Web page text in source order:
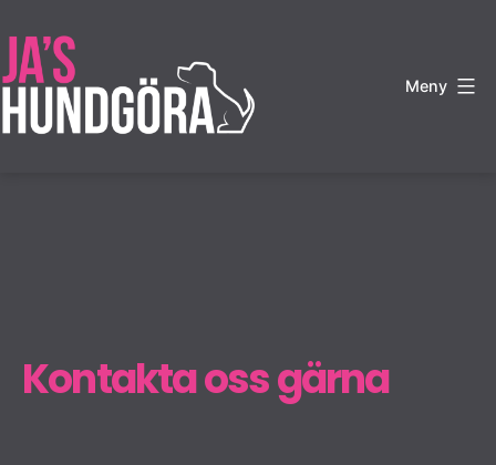
till
innehåll
Meny
Kontakta oss gärna